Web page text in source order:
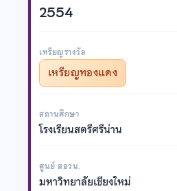
2554
เหรียญรางวัล
เหรียญทองแดง
สถานศึกษา
โรงเรียนสตรีศรีน่าน
ศูนย์ สอวน.
มหาวิทยาลัยเชียงใหม่